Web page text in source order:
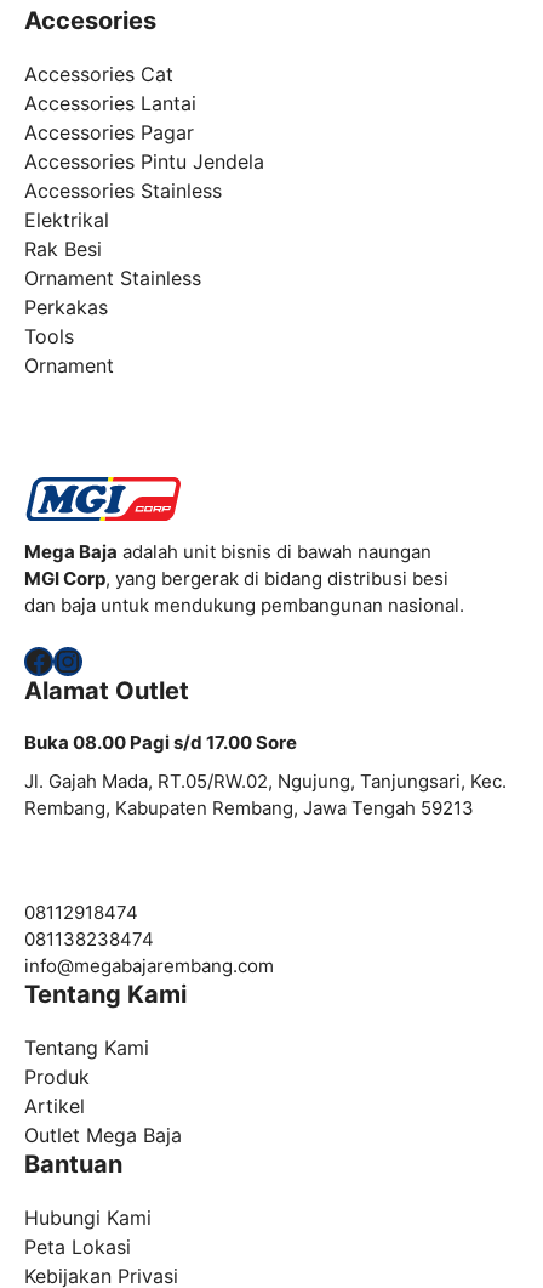
Accesories
Accessories Cat
Accessories Lantai
Accessories Pagar
Accessories Pintu Jendela
Accessories Stainless
Elektrikal
Rak Besi
Ornament Stainless
Perkakas
Tools
Ornament
Mega Baja adalah unit bisnis di bawah naungan
MGI Corp, yang bergerak di bidang distribusi besi
dan baja untuk mendukung pembangunan nasional.
Facebook
Instagram
Alamat Outlet
Buka 08.00 Pagi s/d 17.00 Sore
Jl. Gajah Mada, RT.05/RW.02, Ngujung, Tanjungsari, Kec.
Rembang, Kabupaten Rembang, Jawa Tengah 59213
08112918474
081138238474
info@megabajarembang.com
Tentang Kami
Tentang Kami
Produk
Artikel
Outlet Mega Baja
Bantuan
Hubungi Kami
Peta Lokasi
Kebijakan Privasi